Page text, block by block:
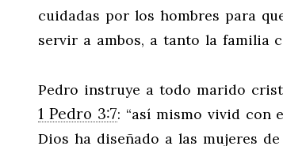
cuidadas por los hombres para
servir a ambos, a tanto la familia
Pedro instruye a todo marido
1 Pedro 3:7: “así mismo vivid con
Dios ha diseñado a las mujeres